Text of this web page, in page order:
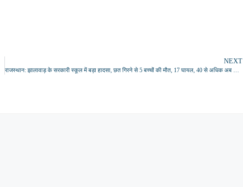
NEXT
राजस्थान: झालावाड़ के सरकारी स्कूल में बड़ा हादसा, छत गिरने से 5 बच्चों की मौत, 17 घायल, 40 से अधिक अब भी मलबे में दबे होने की आशंका